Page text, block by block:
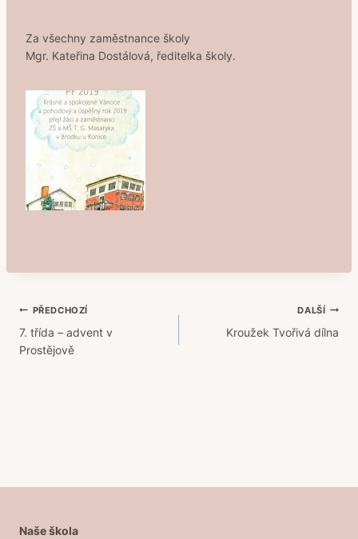
Za všechny zaměstnance školy
Mgr. Kateřina Dostálová, ředitelka školy.
Navigace
pro
PŘEDCHOZÍ
7. třída – advent v
Prostějově
DALŠÍ
Kroužek Tvořivá dílna
Naše škola